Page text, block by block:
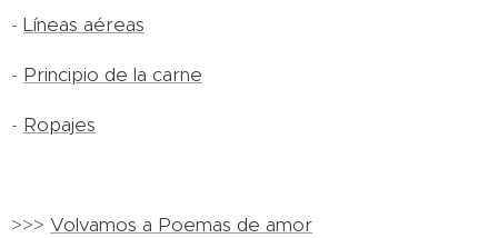
- Líneas aéreas
- Principio de la carne
- Ropajes
>>> Volvamos a Poemas de amor